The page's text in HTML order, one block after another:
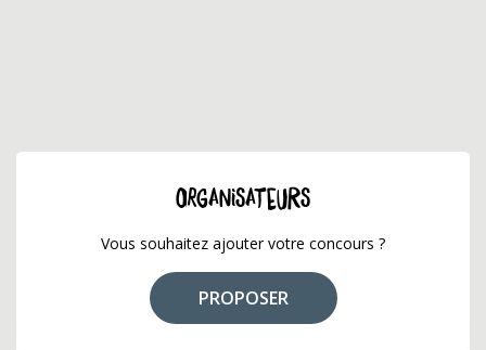
ORGANISATEURS
Vous souhaitez ajouter votre concours ?
PROPOSER